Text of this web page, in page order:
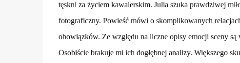
tęskni za życiem kawalerskim. Julia szuka prawdziwej
fotograficzny. Powieść mówi o skomplikowanych
obowiązków. Ze względu na liczne opisy emocji sceny
Osobiście brakuje mi ich dogłębnej analizy. Większego